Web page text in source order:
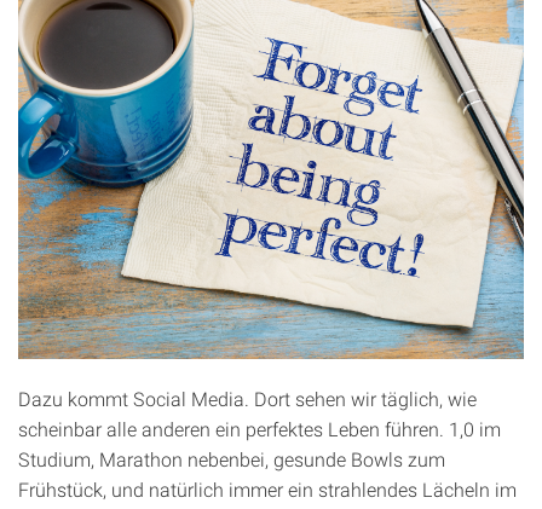
Dazu kommt Social Media. Dort sehen wir täglich, wie
scheinbar alle anderen ein perfektes Leben führen. 1,0 im
Studium, Marathon nebenbei, gesunde Bowls zum
Frühstück, und natürlich immer ein strahlendes Lächeln im